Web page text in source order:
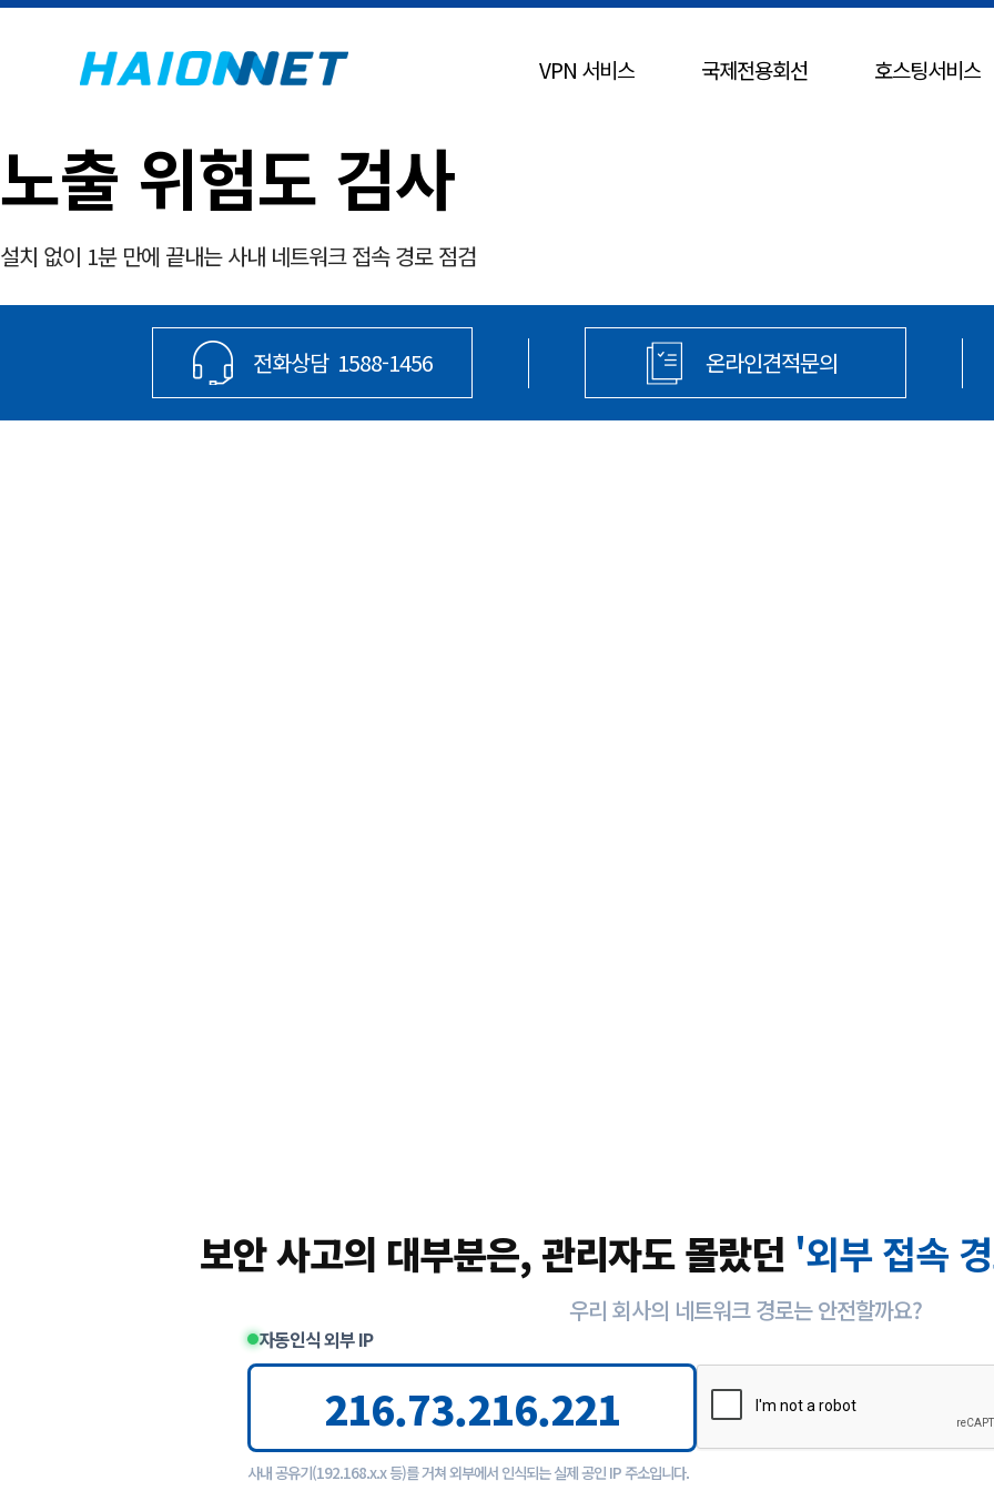
VPN 서비스 국제전용회선 호스팅서비스
노출 위험도 검사
설치 없이 1분 만에 끝내는 사내 네트워크 접속 경로 점검
전화상담 1588-1456 온라인견적문의
보안 사고의 대부분은, 관리자도 몰랐던 '외부 접속
우리 회사의 네트워크 경로는 안전할까요?
자동인식 외부 IP
216.73.216.221
사내 공유기(192.168.x.x 등)를 거쳐 외부에서 인식되는 실제 공인 IP 주소입니다.